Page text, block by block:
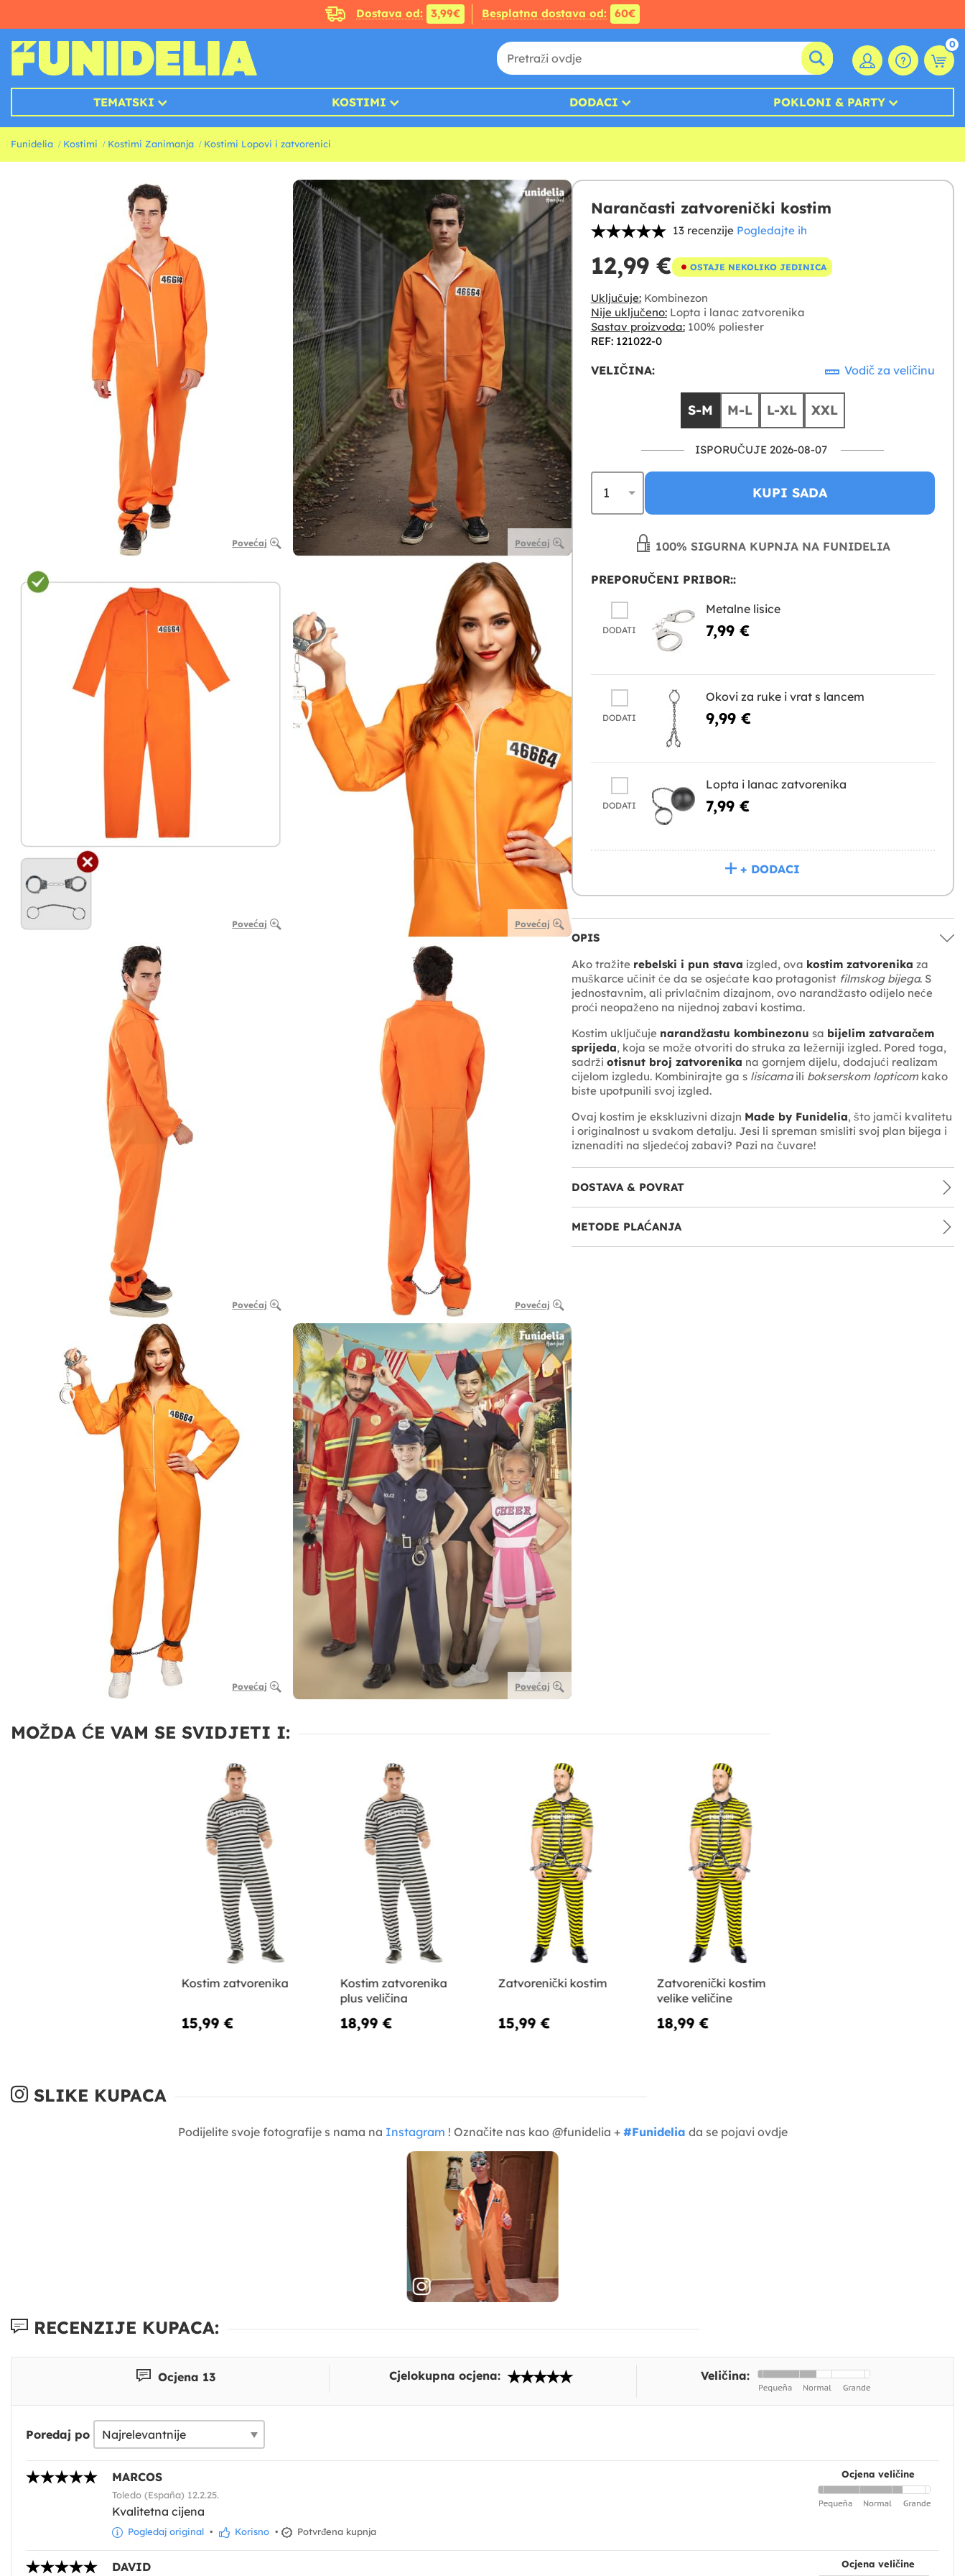
Dostava od: 3,99€ Besplatna dostava od: 60€
0
TEMATSKI KOSTIMI DODACI POKLONI & PARTY
Funidelia Kostimi Kostimi Zanimanja Kostimi Lopovi i zatvorenici
Povećaj Povećaj
Povećaj Povećaj
Povećaj Povećaj
Povećaj Povećaj
Narančasti zatvorenički kostim
13 recenzije Pogledajte ih
12,99 € OSTAJE NEKOLIKO JEDINICA
Uključuje:Kombinezon
Nije uključeno:Lopta i lanac zatvorenika
Sastav proizvoda:100% poliester
REF: 121022-0
VELIČINA: Vodič za veličinu
S-M M-L L-XL XXL
ISPORUČUJE 2026-08-07
KUPI SADA
100% SIGURNA KUPNJA NA FUNIDELIA
PREPORUČENI PRIBOR::
DODATI
Metalne lisice
7,99 €
DODATI
Okovi za ruke i vrat s lancem
9,99 €
DODATI
Lopta i lanac zatvorenika
7,99 €
+ DODACI
OPIS
Ako tražite rebelski i pun stava izgled, ova kostim zatvorenika za
muškarce učinit će da se osjećate kao protagonist filmskog bijega. S
jednostavnim, ali privlačnim dizajnom, ovo narandžasto odijelo neće
proći neopaženo na nijednoj zabavi kostima.
Kostim uključuje narandžastu kombinezonu sa bijelim zatvaračem
sprijeda, koja se može otvoriti do struka za ležerniji izgled. Pored toga,
sadrži otisnut broj zatvorenika na gornjem dijelu, dodajući realizam
cijelom izgledu. Kombinirajte ga s lisicamaili bokserskom lopticomkako
biste upotpunili svoj izgled.
Ovaj kostim je ekskluzivni dizajn Made by Funidelia, što jamči kvalitetu
i originalnost u svakom detalju. Jesi li spreman smisliti svoj plan bijega i
iznenaditi na sljedećoj zabavi? Pazi na čuvare!
DOSTAVA & POVRAT
METODE PLAĆANJA
MOŽDA ĆE VAM SE SVIDJETI I:
Kostim zatvorenika
15,99 €
Kostim zatvorenika
plus veličina
18,99 €
Zatvorenički kostim
15,99 €
Zatvorenički kostim
velike veličine
18,99 €
SLIKE KUPACA
Podijelite svoje fotografije s nama na Instagram ! Označite nas kao @funidelia + #Funidelia da se pojavi ovdje
RECENZIJE KUPACA:
Ocjena 13 Cjelokupna ocjena: Veličina:
Poredaj po
Ocjena veličine
MARCOS
Toledo (España) 12.2.25.
Kvalitetna cijena
Pogledaj original • Korisno • Potvrđena kupnja
Ocjena veličine
DAVID